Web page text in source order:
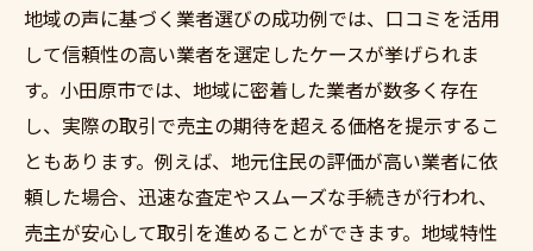
地域の声に基づく業者選びの成功例では、口コミを活用
して信頼性の高い業者を選定したケースが挙げられま
す。小田原市では、地域に密着した業者が数多く存在
し、実際の取引で売主の期待を超える価格を提示するこ
ともあります。例えば、地元住民の評価が高い業者に依
頼した場合、迅速な査定やスムーズな手続きが行われ、
売主が安心して取引を進めることができます。地域特性